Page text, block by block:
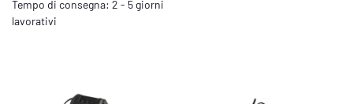
Tempo di consegna: 2 - 5 giorni
lavorativi